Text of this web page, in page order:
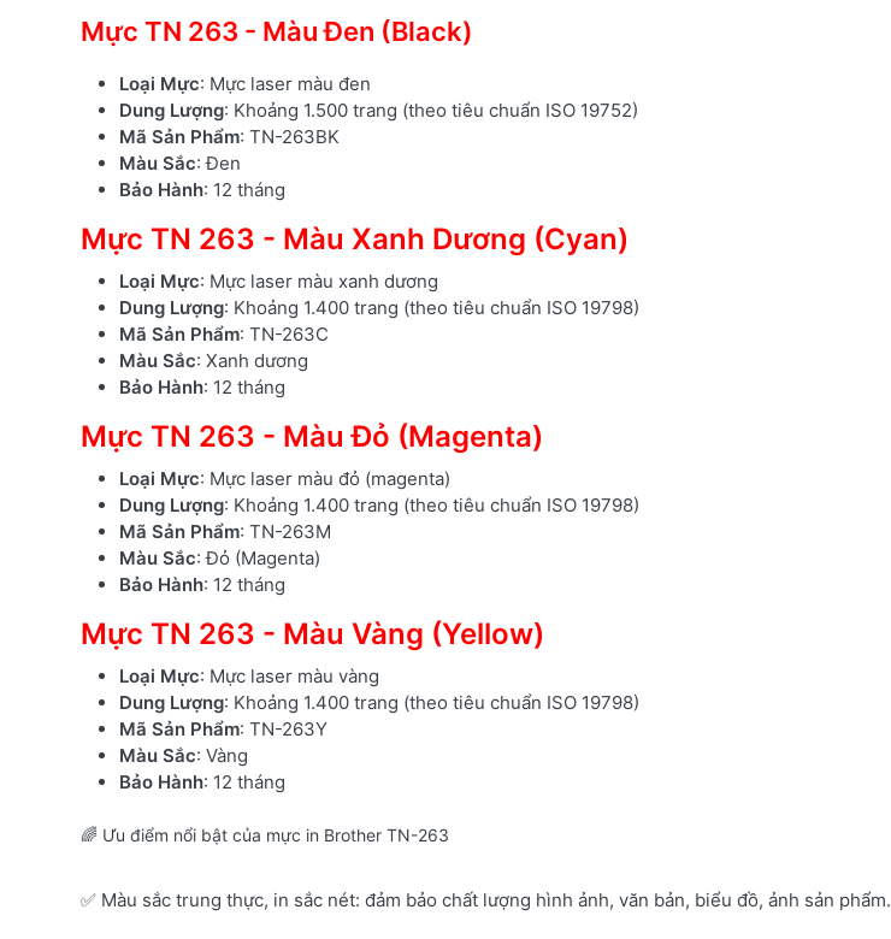
Mực TN 263 - Màu Đen (Black)
Loại Mực: Mực laser màu đen
Dung Lượng: Khoảng 1.500 trang (theo tiêu chuẩn ISO 19752)
Mã Sản Phẩm: TN-263BK
Màu Sắc: Đen
Bảo Hành: 12 tháng
Mực TN 263 - Màu Xanh Dương (Cyan)
Loại Mực: Mực laser màu xanh dương
Dung Lượng: Khoảng 1.400 trang (theo tiêu chuẩn ISO 19798)
Mã Sản Phẩm: TN-263C
Màu Sắc: Xanh dương
Bảo Hành: 12 tháng
Mực TN 263 - Màu Đỏ (Magenta)
Loại Mực: Mực laser màu đỏ (magenta)
Dung Lượng: Khoảng 1.400 trang (theo tiêu chuẩn ISO 19798)
Mã Sản Phẩm: TN-263M
Màu Sắc: Đỏ (Magenta)
Bảo Hành: 12 tháng
Mực TN 263 - Màu Vàng (Yellow)
Loại Mực: Mực laser màu vàng
Dung Lượng: Khoảng 1.400 trang (theo tiêu chuẩn ISO 19798)
Mã Sản Phẩm: TN-263Y
Màu Sắc: Vàng
Bảo Hành: 12 tháng
🌈 Ưu điểm nổi bật của mực in Brother TN-263
✅ Màu sắc trung thực, in sắc nét: đảm bảo chất lượng hình ảnh, văn bản, biểu đồ, ảnh sản phẩm.